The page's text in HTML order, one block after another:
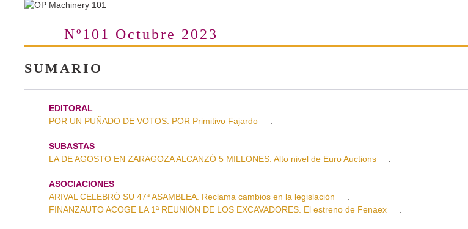
Nº101 Octubre 2023
SUMARIO
EDITORAL
POR UN PUÑADO DE VOTOS. POR Primitivo Fajardo
.
SUBASTAS
LA DE AGOSTO EN ZARAGOZA ALCANZÓ 5 MILLONES. Alto nivel de Euro Auctions
.
ASOCIACIONES
ARIVAL CELEBRÓ SU 47ª ASAMBLEA. Reclama cambios en la legislación
.
FINANZAUTO ACOGE LA 1ª REUNIÓN DE LOS EXCAVADORES. El estreno de Fenaex
.